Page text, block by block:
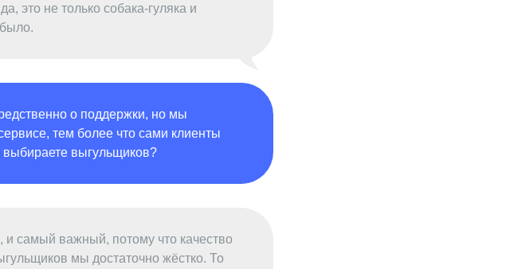
это не только собака-гуляка и
было.
о поддержки, но мы
тем более что сами клиенты
выгульщиков?
самый важный, потому что качество
мы достаточно жёстко. То